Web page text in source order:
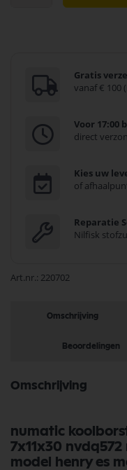
Gratis
vanaf € 100
Voor 17:00
direct
Kies uw
of
Reparatie
Nilfisk
Art.nr. 220702
Omschrijving
Beoordelingen
Omschrijving
numatic
7x11x30
model henry es